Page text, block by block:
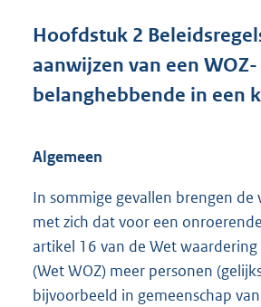
Hoofdstuk 2
aanwijzen van een WOZ-
belanghebbende in een
Algemeen
In sommige gevallen brengen de
met zich dat voor een
artikel 16 van de Wet
(Wet WOZ) meer personen
bijvoorbeeld in gemeenschap